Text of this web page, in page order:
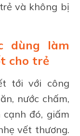
và không bị
dùng làm
cho trẻ
tới với công
nước chấm,
đó, giấm
vết thương.